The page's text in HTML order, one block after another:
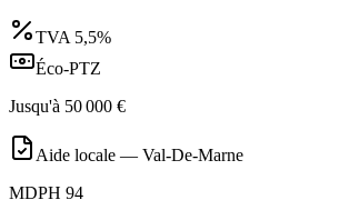
TVA 5,5%
Éco-PTZ
Jusqu'à 50 000 €
Aide locale — Val-De-Marne
MDPH 94